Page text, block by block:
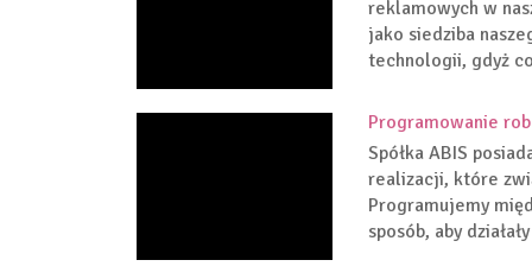
reklamowych w
jako siedziba
technologii, gdyż
Programowanie
Spółka ABIS
realizacji, które
Programujemy
sposób, aby